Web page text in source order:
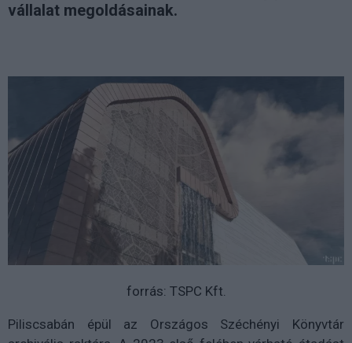
vállalat megoldásainak.
forrás: TSPC Kft.
Piliscsabán épül az Országos Széchényi Könyvtár